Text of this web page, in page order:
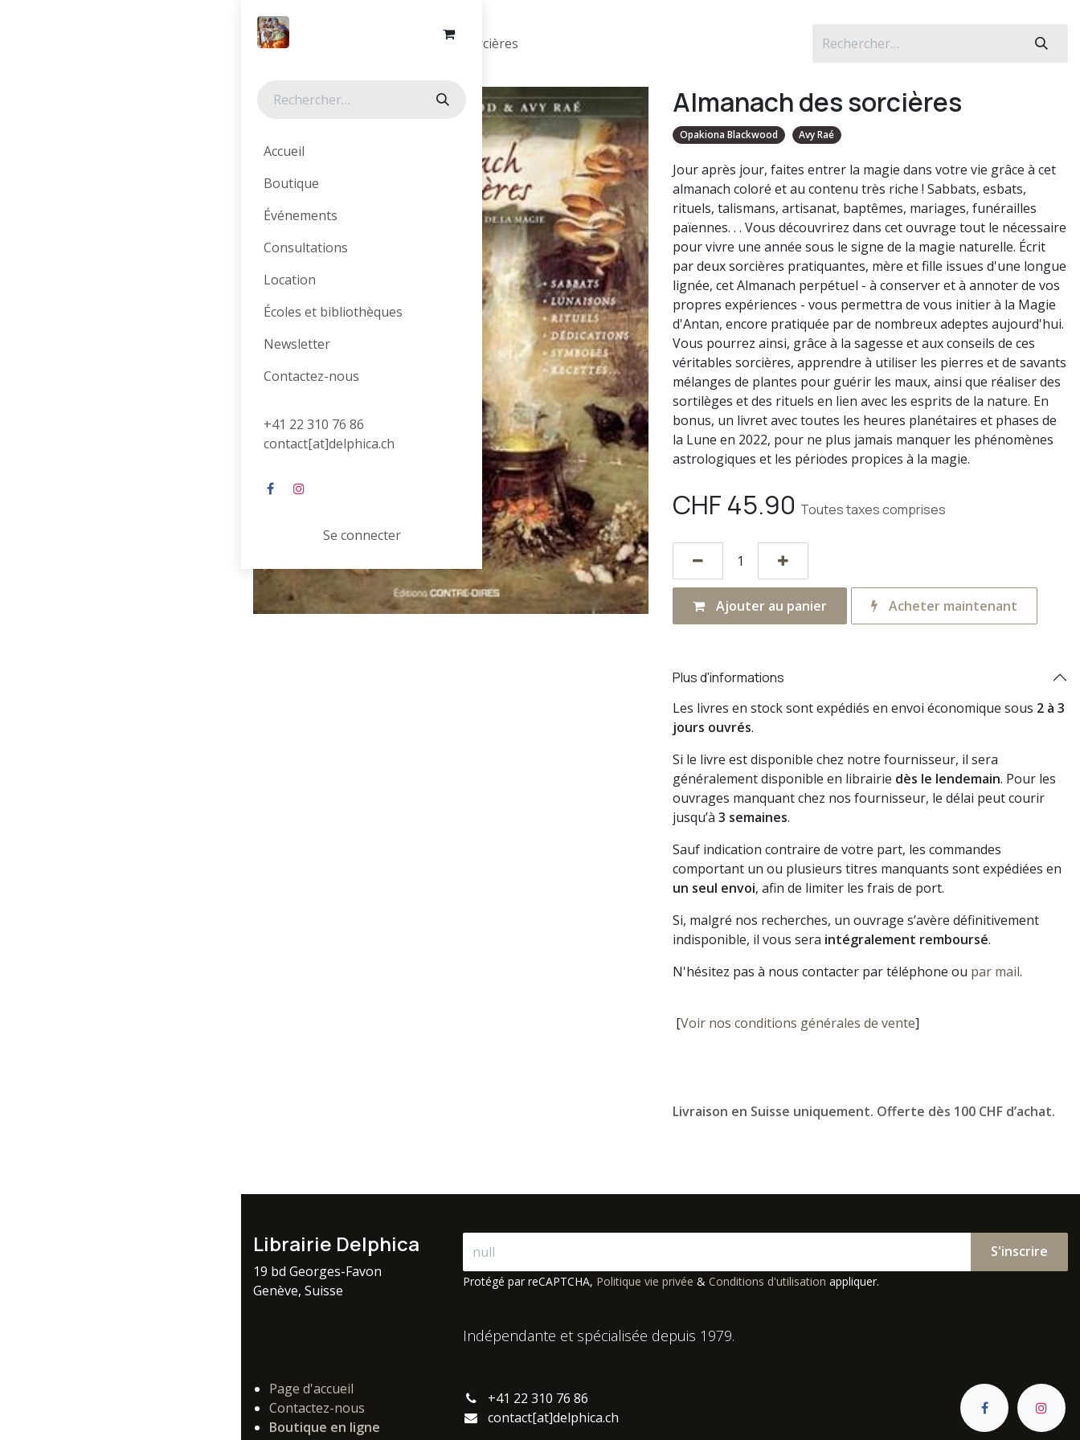
Accueil
Boutique
Événements
Consultations
Location
Écoles et bibliothèques
Newsletter
Contactez-nous
+41 22 310 76 86
contact[at]delphica.ch
Se connecter
Tous les produits Almanach des sorcières
Almanach des sorcières
Opakiona Blackwood Avy Raé
Jour après jour, faites entrer la magie dans votre vie grâce à cet
almanach coloré et au contenu très riche ! Sabbats, esbats,
rituels, talismans, artisanat, baptêmes, mariages, funérailles
païennes. . . Vous découvrirez dans cet ouvrage tout le nécessaire
pour vivre une année sous le signe de la magie naturelle. Écrit
par deux sorcières pratiquantes, mère et fille issues d'une longue
lignée, cet Almanach perpétuel - à conserver et à annoter de vos
propres expériences - vous permettra de vous initier à la Magie
d'Antan, encore pratiquée par de nombreux adeptes aujourd'hui.
Vous pourrez ainsi, grâce à la sagesse et aux conseils de ces
véritables sorcières, apprendre à utiliser les pierres et de savants
mélanges de plantes pour guérir les maux, ainsi que réaliser des
sortilèges et des rituels en lien avec les esprits de la nature. En
bonus, un livret avec toutes les heures planétaires et phases de
la Lune en 2022, pour ne plus jamais manquer les phénomènes
astrologiques et les périodes propices à la magie.
CHF 45.90 Toutes taxes comprises
Ajouter au panier Acheter maintenant
Plus d'informations
Les livres en stock sont expédiés en envoi économique sous 2 à 3
jours ouvrés.
Si le livre est disponible chez notre fournisseur, il sera
généralement disponible en librairie dès le lendemain. Pour les
ouvrages manquant chez nos fournisseur, le délai peut courir
jusqu’à 3 semaines.
Sauf indication contraire de votre part, les commandes
comportant un ou plusieurs titres manquants sont expédiées en
un seul envoi, afin de limiter les frais de port.
Si, malgré nos recherches, un ouvrage s’avère définitivement
indisponible, il vous sera intégralement remboursé.
N'hésitez pas à nous contacter par téléphone ou par mail.
[Voir nos conditions générales de vente]
Livraison en Suisse uniquement. Offerte dès 100 CHF d’achat.
Librairie Delphica
19 bd Georges-Favon
Genève, Suisse
S'inscrire
Protégé par reCAPTCHA, Politique vie privée & Conditions d'utilisation appliquer.
Indépendante et spécialisée depuis 1979.
Page d'accueil
Contactez-nous
Boutique en ligne
+41 22 310 76 86
contact[at]delphica.ch